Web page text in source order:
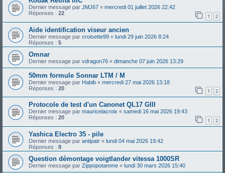
Dernier message par JMJ67 « mercredi 01 juillet 2026 22:42
Réponses : 22 1 2
Aide identification viseur ancien
Dernier message par croisette99 « lundi 29 juin 2026 8:24
Réponses : 5
Omnar
Dernier message par vdragon76 « dimanche 07 juin 2026 13:29
50mm formule Sonnar LTM / M
Dernier message par Habib « mercredi 27 mai 2026 13:18
Réponses : 20 1 2
Protocole de test d'un Canonet QL17 GIII
Dernier message par mauricelacroix « samedi 16 mai 2026 19:43
Réponses : 20 1 2
Yashica Electro 35 - pile
Dernier message par antipatr « lundi 04 mai 2026 19:42
Réponses : 8
Question démontage voigtlander vitessa 1000SR
Dernier message par Zippopotamme « lundi 30 mars 2026 15:40